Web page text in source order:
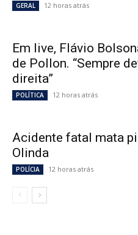
GERAL 12 horas atrás
Em live, Flávio
de Pollon. “Sempre
direita”
POLÍTICA 12 horas atrás
Acidente fatal mata
Olinda
POLÍCIA 12 horas atrás